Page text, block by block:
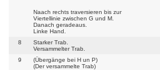
Naach rechts traversieren bis zur
Viertellinie zwischen G und M.
Danach geradeaus.
Linke Hand.
8
Starker Trab.
Versammelter Trab.
9
(Übergänge bei H un P)
(Der versammelte Trab)